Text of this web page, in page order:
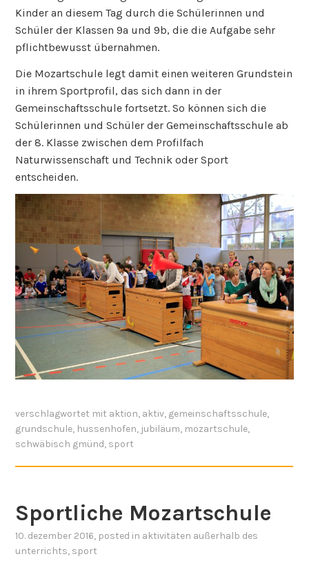
Kinder an diesem Tag durch die Schülerinnen und
Schüler der Klassen 9a und 9b, die die Aufgabe sehr
pflichtbewusst übernahmen.
Die Mozartschule legt damit einen weiteren Grundstein
in ihrem Sportprofil, das sich dann in der
Gemeinschaftsschule fortsetzt. So können sich die
Schülerinnen und Schüler der Gemeinschaftsschule ab
der 8. Klasse zwischen dem Profilfach
Naturwissenschaft und Technik oder Sport
entscheiden.
verschlagwortet mit aktion, aktiv, gemeinschaftsschule,
grundschule, hussenhofen, jubiläum, mozartschule,
schwäbisch gmünd, sport
Sportliche Mozartschule
10. dezember 2016, posted in aktivitäten außerhalb des
unterrichts, sport